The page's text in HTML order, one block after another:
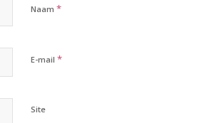
Naam *
E-mail *
Site